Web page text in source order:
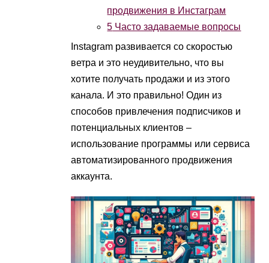
продвижения в Инстаграм
5 Часто задаваемые вопросы
Instagram развивается со скоростью
ветра и это неудивительно, что вы
хотите получать продажи и из этого
канала. И это правильно! Один из
способов привлечения подписчиков и
потенциальных клиентов –
использование программы или сервиса
автоматизированного продвижения
аккаунта.